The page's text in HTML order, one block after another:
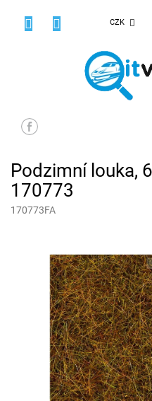
CZK
Podzimní louka,
170773
170773FA